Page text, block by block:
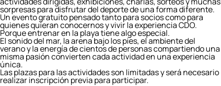
sorpresas para disfrutar del deporte de una forma diferente.
Un evento gratuito pensado tanto para socios como para
quienes quieran conocernos y vivir la experiencia CDO.
Porque entrenar en la playa tiene algo especial.
El sonido del mar, la arena bajo los pies, el ambiente del
verano y la energía de cientos de personas compartiendo una
misma pasión convierten cada actividad en una experiencia
única.
Las plazas para las actividades son limitadas y será necesario
realizar inscripción previa para participar.